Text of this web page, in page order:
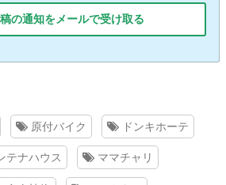
の通知をメールで受け取る
原付バイク ドンキホーテ
テナハウス ママチャリ